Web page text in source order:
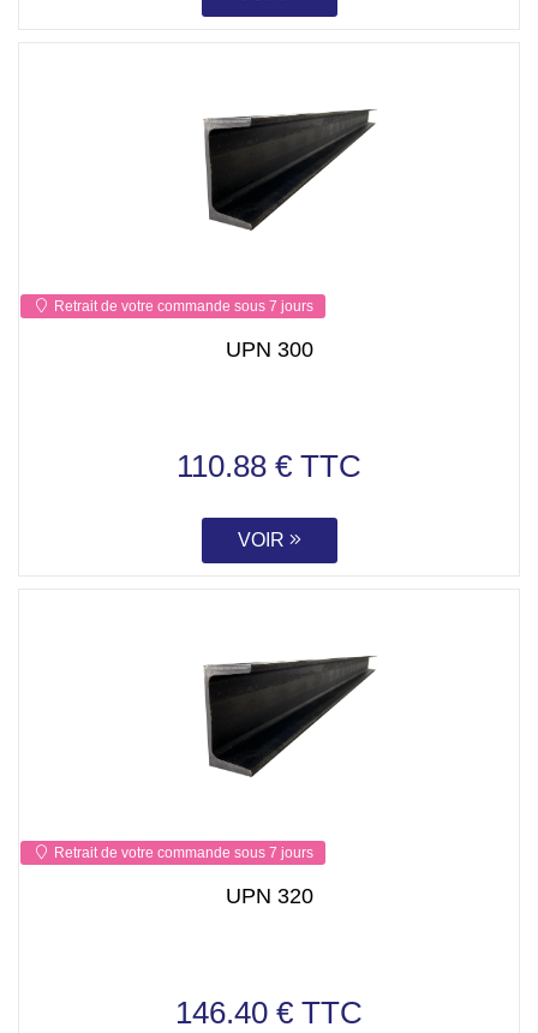
Retrait de votre commande sous 7 jours
UPN 300
110.88 € TTC
VOIR
Retrait de votre commande sous 7 jours
UPN 320
146.40 € TTC